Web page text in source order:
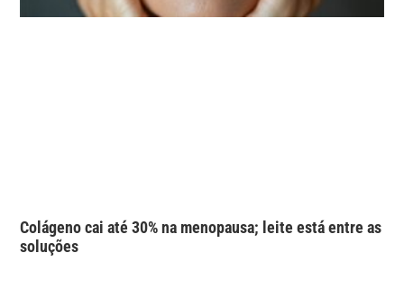
Colágeno cai até 30% na menopausa; leite está entre as
soluções